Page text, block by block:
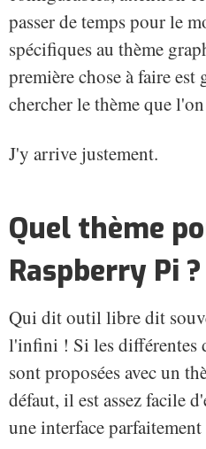
passer de temps pour le
spécifiques au thème
première chose à faire est
chercher le thème que
J'y arrive justement.
Quel thème
Raspberry Pi ?
Qui dit outil libre dit
l'infini ! Si les différentes
sont proposées avec un
défaut, il est assez facile
une interface